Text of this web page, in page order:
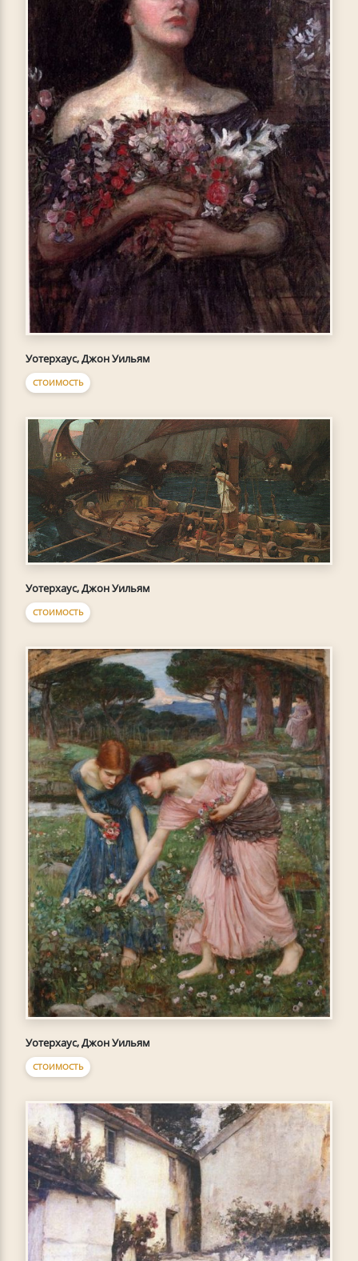
Уотерхаус, Джон Уильям
СТОИМОСТЬ
Уотерхаус, Джон Уильям
СТОИМОСТЬ
Уотерхаус, Джон Уильям
СТОИМОСТЬ